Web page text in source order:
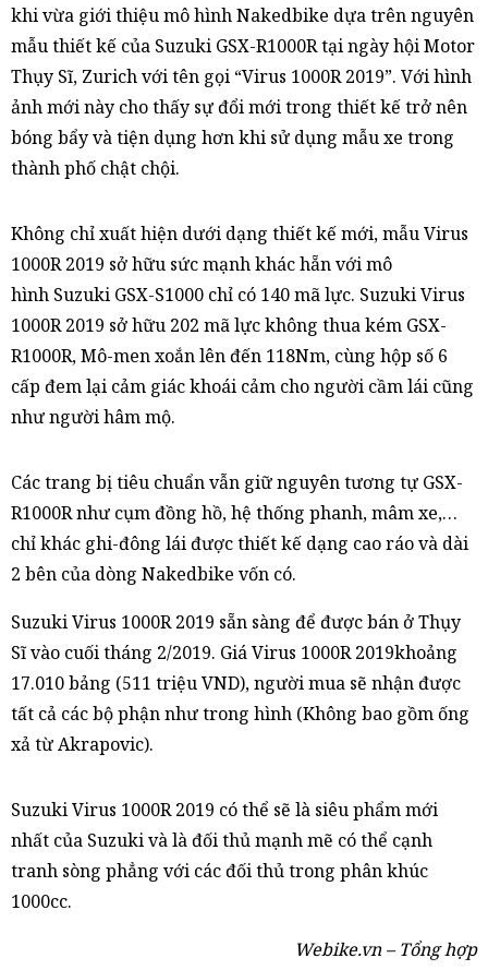
khi vừa giới thiệu mô hình Nakedbike dựa trên nguyên
mẫu thiết kế của Suzuki GSX-R1000R tại ngày hội Motor
Thụy Sĩ, Zurich với tên gọi “Virus 1000R 2019”. Với hình
ảnh mới này cho thấy sự đổi mới trong thiết kế trở nên
bóng bẩy và tiện dụng hơn khi sử dụng mẫu xe trong
thành phố chật chội.
Không chỉ xuất hiện dưới dạng thiết kế mới, mẫu Virus
1000R 2019 sở hữu sức mạnh khác hẵn với mô
hình Suzuki GSX-S1000 chỉ có 140 mã lực. Suzuki Virus
1000R 2019 sở hữu 202 mã lực không thua kém GSX-
R1000R, Mô-men xoắn lên đến 118Nm, cùng hộp số 6
cấp đem lại cảm giác khoái cảm cho người cầm lái cũng
như người hâm mộ.
Các trang bị tiêu chuẩn vẫn giữ nguyên tương tự GSX-
R1000R như cụm đồng hồ, hệ thống phanh, mâm xe,…
chỉ khác ghi-đông lái được thiết kế dạng cao ráo và dài
2 bên của dòng Nakedbike vốn có.
Suzuki Virus 1000R 2019 sẵn sàng để được bán ở Thụy
Sĩ vào cuối tháng 2/2019. Giá Virus 1000R 2019khoảng
17.010 bảng (511 triệu VND), người mua sẽ nhận được
tất cả các bộ phận như trong hình (Không bao gồm ống
xả từ Akrapovic).
Suzuki Virus 1000R 2019 có thể sẽ là siêu phẩm mới
nhất của Suzuki và là đối thủ mạnh mẽ có thể cạnh
tranh sòng phẳng với các đối thủ trong phân khúc
1000cc.
Webike.vn – Tổng hợp